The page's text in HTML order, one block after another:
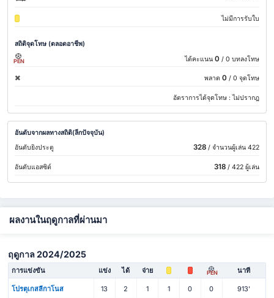
ไม่มีการรับใบ
สถิติจุดโทษ (ตลอดอาชีพ)
PEN ได้คะแนน 0 / 0 บทลงโทษ
พลาด 0 / 0 จุดโทษ
อัตราการได้จุดโทษ :ไม่ปรากฎ
อันดับจากผลทางสถิติ(ลีกปัจจุบัน)
อันดับยิงประตู
328/ จำนวนผู้เล่น 422
อันดับแอสซิต์ 318/ 422 ผู้เล่น
ผลงานในฤดูกาลที่ผ่านมา
ฤดูกาล 2024/2025
การแข่งขัน แข่ง ได้ จ่าย PEN นาที
โปรตุเกสลีกาโนส 13 2 1 1 0 0 913'